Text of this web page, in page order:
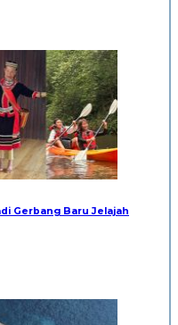
Gerbang Baru Jelajah